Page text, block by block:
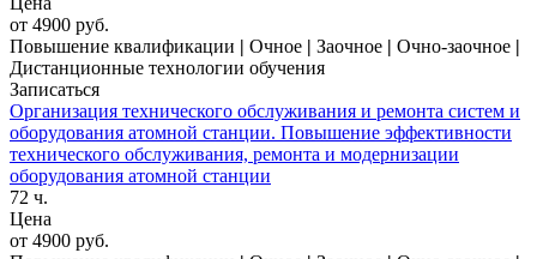
от 4900 руб.
Повышение квалификации | Очное | Заочное | Очно-заочное |
Дистанционные технологии обучения
Записаться
Организация технического обслуживания и ремонта систем и
оборудования атомной станции. Повышение эффективности
технического обслуживания, ремонта и модернизации
оборудования атомной станции
72 ч.
Цена
от 4900 руб.